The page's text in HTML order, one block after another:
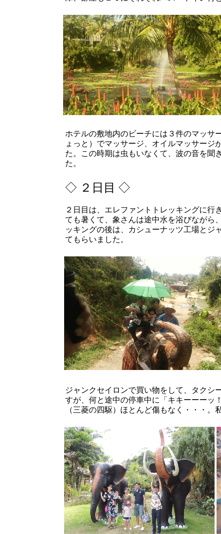
ホテルの敷地内のビーチには３件のマッサ
ょっと）でマッサージ、オイルマッサー
た。この時期は虫もいなくて、波の音を聞
た。
◇ ２日目 ◇
２日目は、エレファントトレッキングに行
ても暑くて、象さんは途中水を浴びながら
ッキングの後は、カシューナッツ工場とジ
てもらいました。
ジャンクセイロンで買い物をして、タクシ
すが、何と途中の停車中に「キキーーーッ
（三菱の四駆）ほとんど傷もなく・・・